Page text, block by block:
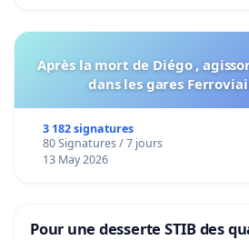
Après la mort de Diégo ,
dans les gares
3 182 signatures
80 Signatures / 7 jours
13 May 2026
Pour une desserte STIB des